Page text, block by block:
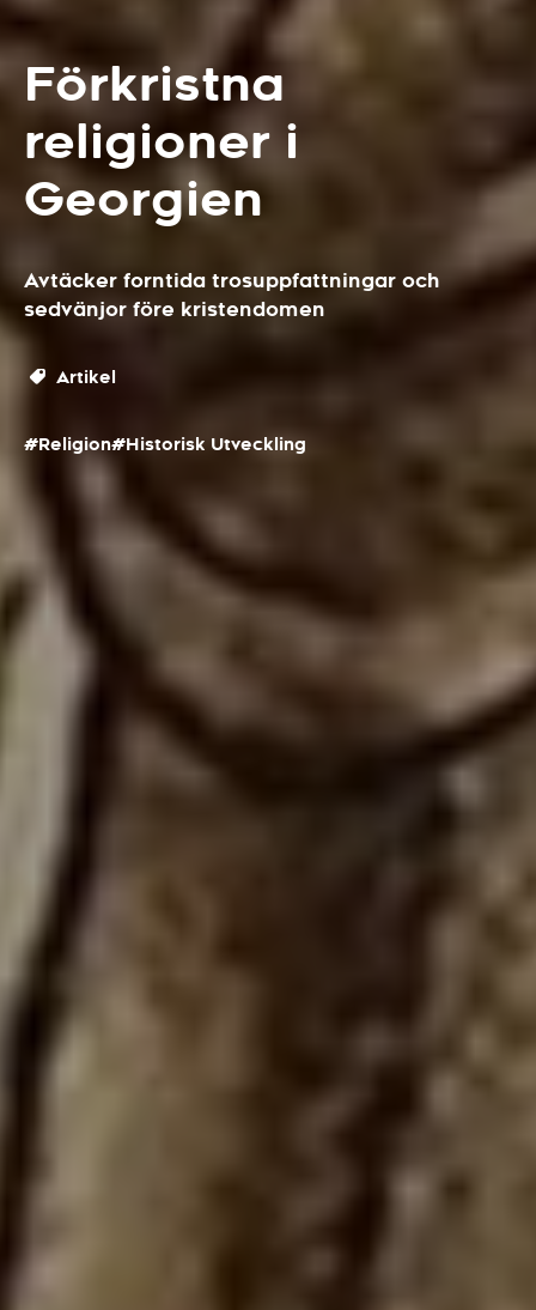
Förkristna
religioner i
Georgien
Avtäcker forntida trosuppfattningar och
sedvänjor före kristendomen
Artikel
#Religion#Historisk Utveckling